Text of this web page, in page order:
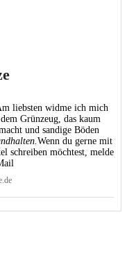
liebsten widme ich mich
dem Grünzeug, das kaum
und sandige Böden
Wenn du gerne mit
schreiben möchtest, melde